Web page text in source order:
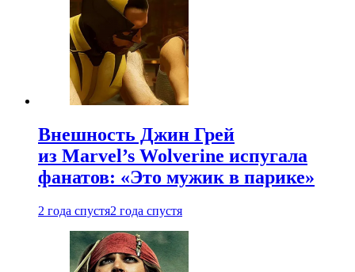
Внешность Джин Грей
из Marvel’s Wolverine испугала
фанатов: «Это мужик в парике»
2 года спустя2 года спустя